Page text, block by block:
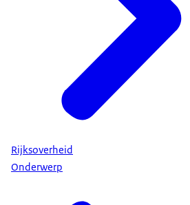
Rijksoverheid
Onderwerp